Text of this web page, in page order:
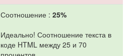
Соотношение : 25%
Идеально! Соотношение текста в
коде HTML между 25 и 70